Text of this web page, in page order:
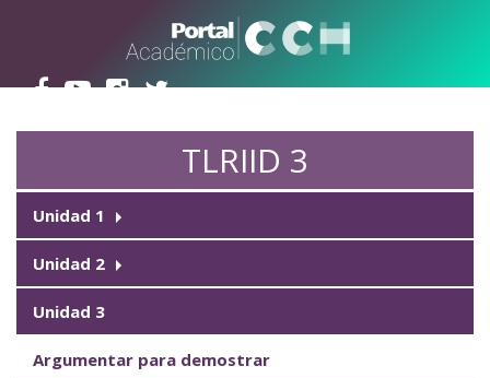
TLRIID 3
Unidad 1
Unidad 2
Unidad 3
Argumentar para demostrar